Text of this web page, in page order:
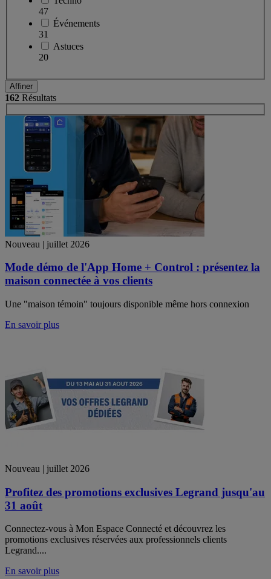
47
Événements
31
Astuces
20
Affiner
162 Résultats
Nouveau | juillet 2026
Mode démo de l'App Home + Control : présentez la
maison connectée à vos clients
Une "maison témoin" toujours disponible même hors connexion
En savoir plus
Nouveau | juillet 2026
Profitez des promotions exclusives Legrand jusqu'au
31 août
Connectez-vous à Mon Espace Connecté et découvrez les
promotions exclusives réservées aux professionnels clients
Legrand....
En savoir plus